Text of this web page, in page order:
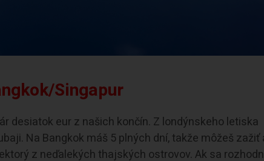
Singapur
desiatok eur z našich končín. Z londýnskeho letiska
Na Bangkok máš 5 plných dní, takže môžeš zažiť
z neďalekých thajských ostrovov. Ak sa